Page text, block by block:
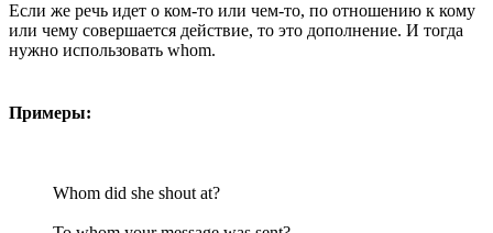
Если же речь идет о ком-то или чем-то, по отношению к кому
или чему совершается действие, то это дополнение. И тогда
нужно использовать whom.
Примеры:
Whom did she shout at?